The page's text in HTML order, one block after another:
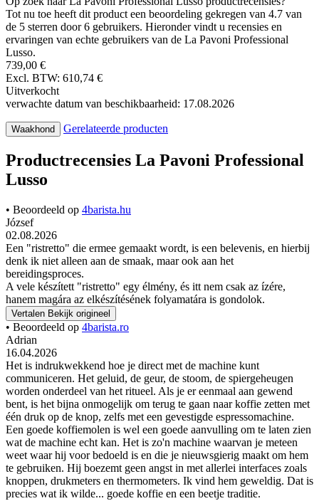
Tot nu toe heeft dit product een beoordeling gekregen van 4.7 van
de 5 sterren door 6 gebruikers. Hieronder vindt u recensies en
ervaringen van echte gebruikers van de La Pavoni Professional
Lusso.
739,00 €
Excl. BTW: 610,74 €
Uitverkocht
verwachte datum van beschikbaarheid: 17.08.2026
Waakhond Gerelateerde producten
Productrecensies La Pavoni Professional
Lusso
• Beoordeeld op 4barista.hu
József
02.08.2026
Een "ristretto" die ermee gemaakt wordt, is een belevenis, en hierbij
denk ik niet alleen aan de smaak, maar ook aan het
bereidingsproces.
A vele készített "ristretto" egy élmény, és itt nem csak az ízére,
hanem magára az elkészítésének folyamatára is gondolok.
Vertalen Bekijk origineel
• Beoordeeld op 4barista.ro
Adrian
16.04.2026
Het is indrukwekkend hoe je direct met de machine kunt
communiceren. Het geluid, de geur, de stoom, de spiergeheugen
worden onderdeel van het ritueel. Als je er eenmaal aan gewend
bent, is het bijna onmogelijk om terug te gaan naar koffie zetten met
één druk op de knop, zelfs met een gevestigde espressomachine.
Een goede koffiemolen is wel een goede aanvulling om te laten zien
wat de machine echt kan. Het is zo'n machine waarvan je meteen
weet waar hij voor bedoeld is en die je nieuwsgierig maakt om hem
te gebruiken. Hij boezemt geen angst in met allerlei interfaces zoals
knoppen, drukmeters en thermometers. Ik vind hem geweldig. Dat is
precies wat ik wilde... goede koffie en een beetje traditie.